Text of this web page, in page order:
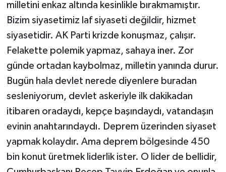
milletini enkaz altında kesinlikle bırakmamıştır.
Bizim siyasetimiz laf siyaseti değildir, hizmet
siyasetidir. AK Parti krizde konuşmaz, çalışır.
Felakette polemik yapmaz, sahaya iner. Zor
günde ortadan kaybolmaz, milletin yanında durur.
Bugün hala devlet nerede diyenlere buradan
sesleniyorum, devlet askeriyle ilk dakikadan
itibaren oradaydı, kepçe başındaydı, vatandaşın
evinin anahtarındaydı. Deprem üzerinden siyaset
yapmak kolaydır. Ama deprem bölgesinde 450
bin konut üretmek liderlik ister. O lider de bellidir,